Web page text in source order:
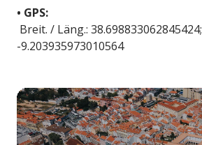
• GPS:
Breit. / Läng.: 38.698833062845424;
-9.203935973010564